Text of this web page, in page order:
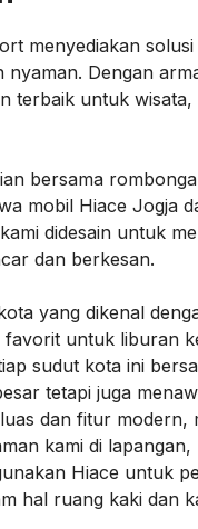
menyediakan
nyaman. Dengan
terbaik untuk
bersama
mobil Hiace Jogja
didesain untuk
dan berkesan.
yang dikenal
favorit untuk liburan
sudut kota ini
tetapi juga
dan fitur modern,
kami di
Hiace untuk
hal ruang kaki dan